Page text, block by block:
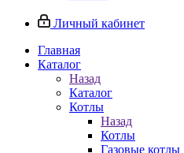
Личный кабинет
Главная
Каталог
Назад
Каталог
Котлы
Назад
Котлы
Газовые котлы